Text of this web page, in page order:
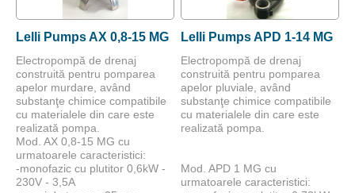
Lelli Pumps AX 0,8-15 MG
Electropompă de drenaj
construită pentru pomparea
apelor murdare, având
substanţe chimice compatibile
cu materialele din care este
realizată pompa.
Mod. AX 0,8-15 MG cu
urmatoarele caracteristici:
-monofazic cu plutitor 0,6kW -
230V - 3,5A
Lelli Pumps APD 1-14 MG
Electropompă de drenaj
construită pentru pomparea
apelor pluviale, având
substanţe chimice compatibile
cu materialele din care este
realizată pompa.
Mod. APD 1 MG cu
urmatoarele caracteristici: